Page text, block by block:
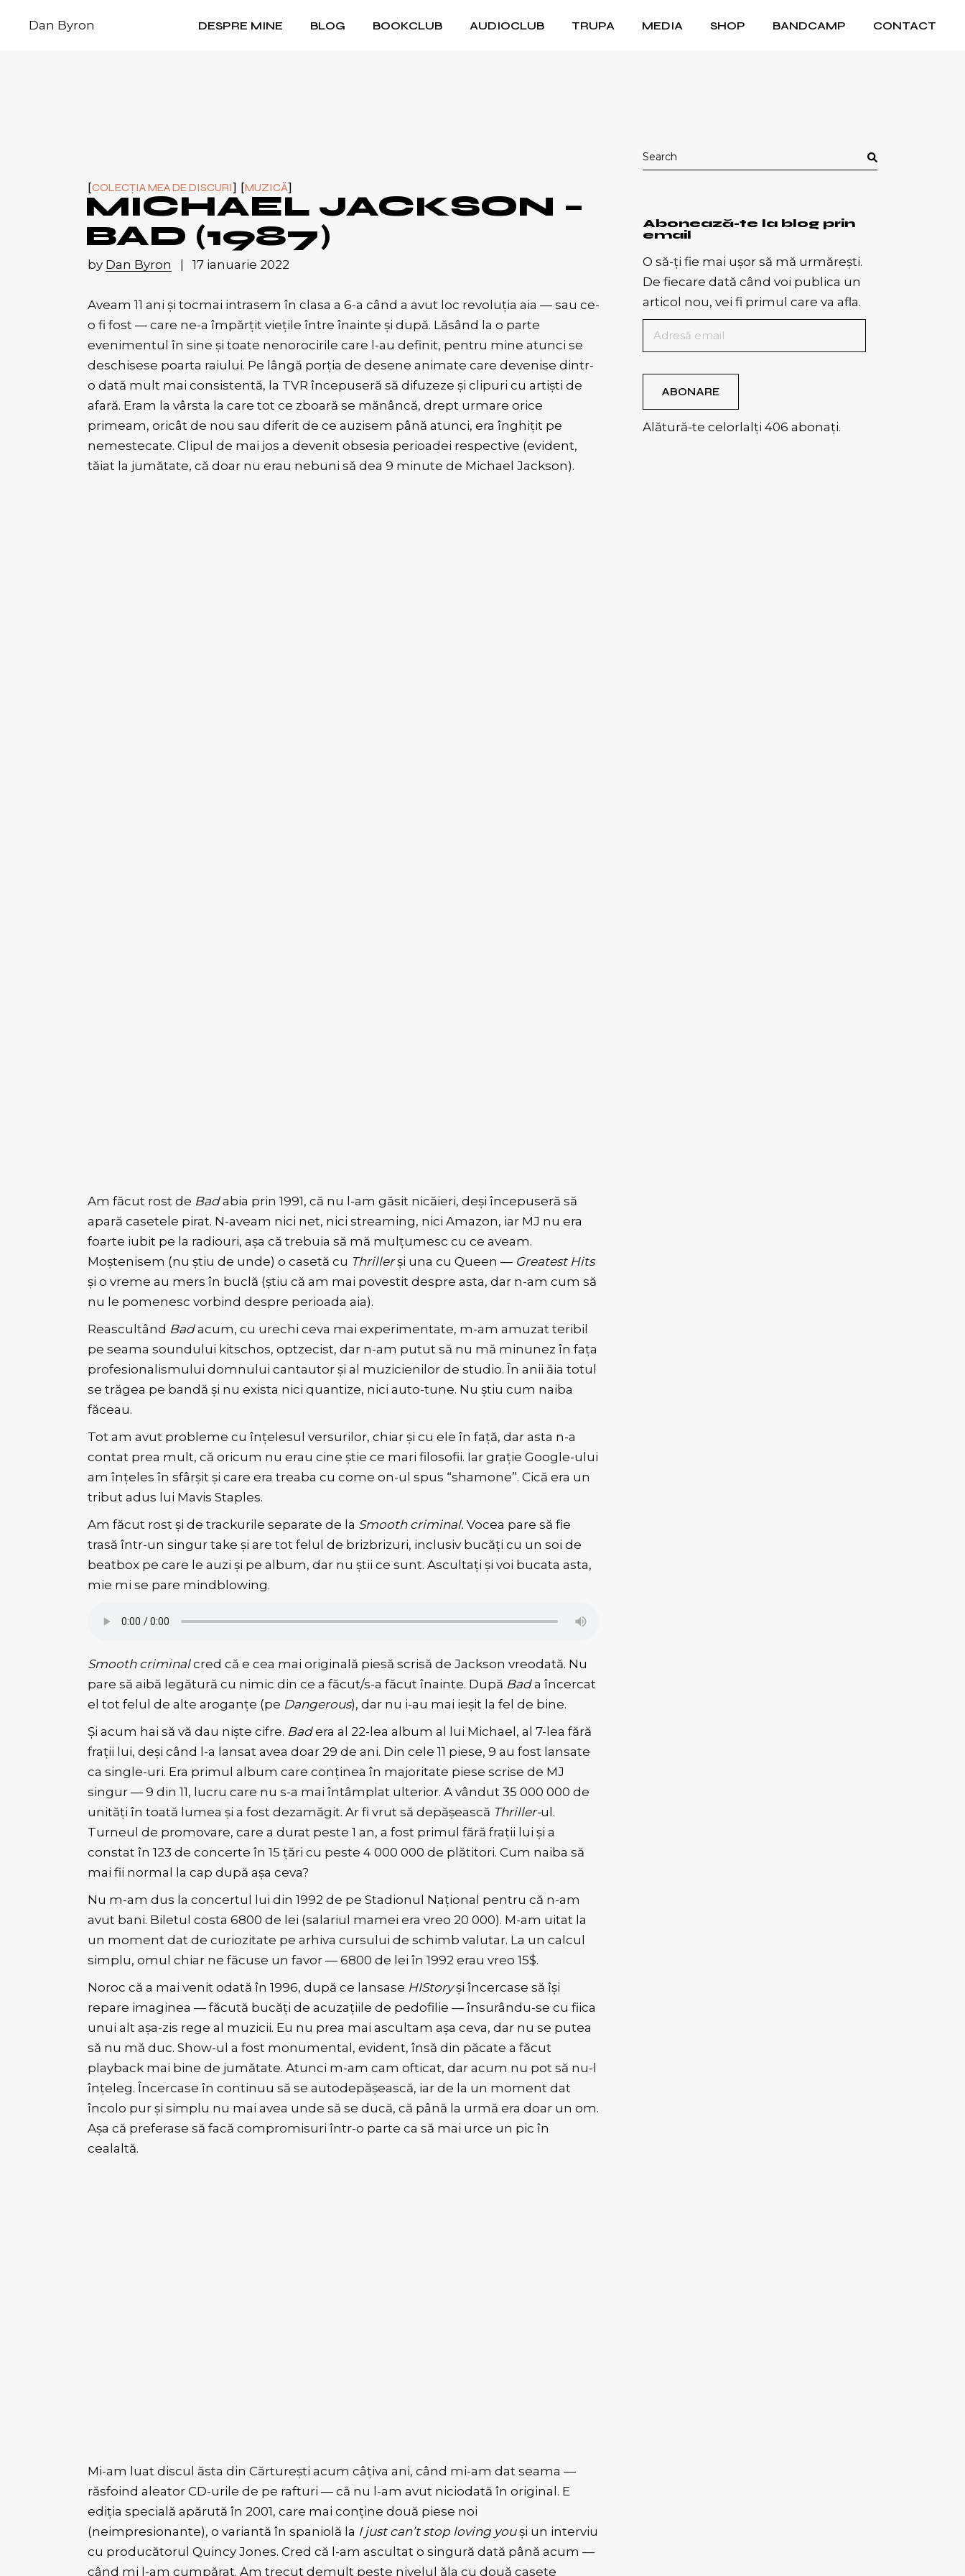
Dan Byron DESPRE MINE BLOG BOOKCLUB AUDIOCLUB TRUPA MEDIA SHOP BANDCAMP CONTACT
COLECȚIA MEA DE DISCURI MUZICĂ
MICHAEL JACKSON –
BAD (1987)
by Dan Byron 17 ianuarie 2022
Aveam 11 ani și tocmai intrasem în clasa a 6-a când a avut loc revoluția aia — sau ce-
o fi fost — care ne-a împărțit viețile între înainte și după. Lăsând la o parte
evenimentul în sine și toate nenorocirile care l-au definit, pentru mine atunci se
deschisese poarta raiului. Pe lângă porția de desene animate care devenise dintr-
o dată mult mai consistentă, la TVR începuseră să difuzeze și clipuri cu artiști de
afară. Eram la vârsta la care tot ce zboară se mănâncă, drept urmare orice
primeam, oricât de nou sau diferit de ce auzisem până atunci, era înghițit pe
nemestecate. Clipul de mai jos a devenit obsesia perioadei respective (evident,
tăiat la jumătate, că doar nu erau nebuni să dea 9 minute de Michael Jackson).
Am făcut rost de Badabia prin 1991, că nu l-am găsit nicăieri, deși începuseră să
apară casetele pirat. N-aveam nici net, nici streaming, nici Amazon, iar MJ nu era
foarte iubit pe la radiouri, așa că trebuia să mă mulțumesc cu ce aveam.
Moștenisem (nu știu de unde) o casetă cu Thrillerși una cu Queen — Greatest Hits
și o vreme au mers în buclă (știu că am mai povestit despre asta, dar n-am cum să
nu le pomenesc vorbind despre perioada aia).
Reascultând Badacum, cu urechi ceva mai experimentate, m-am amuzat teribil
pe seama soundului kitschos, optzecist, dar n-am putut să nu mă minunez în fața
profesionalismului domnului cantautor și al muzicienilor de studio. În anii ăia totul
se trăgea pe bandă și nu exista nici quantize, nici auto-tune. Nu știu cum naiba
făceau.
Tot am avut probleme cu înțelesul versurilor, chiar și cu ele în față, dar asta n-a
contat prea mult, că oricum nu erau cine știe ce mari filosofii. Iar grație Google-ului
am înțeles în sfârșit și care era treaba cu come on-ul spus “shamone”. Cică era un
tribut adus lui Mavis Staples.
Am făcut rost și de trackurile separate de la Smooth criminal. Vocea pare să fie
trasă într-un singur take și are tot felul de brizbrizuri, inclusiv bucăți cu un soi de
beatbox pe care le auzi și pe album, dar nu știi ce sunt. Ascultați și voi bucata asta,
mie mi se pare mindblowing.
Smooth criminalcred că e cea mai originală piesă scrisă de Jackson vreodată. Nu
pare să aibă legătură cu nimic din ce a făcut/s-a făcut înainte. După Bada încercat
el tot felul de alte aroganțe (pe Dangerous), dar nu i-au mai ieșit la fel de bine.
Și acum hai să vă dau niște cifre. Badera al 22-lea album al lui Michael, al 7-lea fără
frații lui, deși când l-a lansat avea doar 29 de ani. Din cele 11 piese, 9 au fost lansate
ca single-uri. Era primul album care conținea în majoritate piese scrise de MJ
singur — 9 din 11, lucru care nu s-a mai întâmplat ulterior. A vândut 35 000 000 de
unități în toată lumea și a fost dezamăgit. Ar fi vrut să depășească Thriller-ul.
Turneul de promovare, care a durat peste 1 an, a fost primul fără frații lui și a
constat în 123 de concerte în 15 țări cu peste 4 000 000 de plătitori. Cum naiba să
mai fii normal la cap după așa ceva?
Nu m-am dus la concertul lui din 1992 de pe Stadionul Național pentru că n-am
avut bani. Biletul costa 6800 de lei (salariul mamei era vreo 20 000). M-am uitat la
un moment dat de curiozitate pe arhiva cursului de schimb valutar. La un calcul
simplu, omul chiar ne făcuse un favor — 6800 de lei în 1992 erau vreo 15$.
Noroc că a mai venit odată în 1996, după ce lansase HIStoryși încercase să își
repare imaginea — făcută bucăți de acuzațiile de pedofilie — însurându-se cu fiica
unui alt așa-zis rege al muzicii. Eu nu prea mai ascultam așa ceva, dar nu se putea
să nu mă duc. Show-ul a fost monumental, evident, însă din păcate a făcut
playback mai bine de jumătate. Atunci m-am cam ofticat, dar acum nu pot să nu-l
înțeleg. Încercase în continuu să se autodepășească, iar de la un moment dat
încolo pur și simplu nu mai avea unde să se ducă, că până la urmă era doar un om.
Așa că preferase să facă compromisuri într-o parte ca să mai urce un pic în
cealaltă.
Mi-am luat discul ăsta din Cărturești acum câțiva ani, când mi-am dat seama —
răsfoind aleator CD-urile de pe rafturi — că nu l-am avut niciodată în original. E
ediția specială apărută în 2001, care mai conține două piese noi
(neimpresionante), o variantă în spaniolă la I just can’t stop loving youși un interviu
cu producătorul Quincy Jones. Cred că l-am ascultat o singură dată până acum —
când mi l-am cumpărat. Am trecut demult peste nivelul ăla cu două casete
Search
for:
Abonează-te la blog prin
email
O să-ți fie mai ușor să mă urmărești.
De fiecare dată când voi publica un
articol nou, vei fi primul care va afla.
Adresă
email
ABONARE
Alătură-te celorlalți 406 abonați.